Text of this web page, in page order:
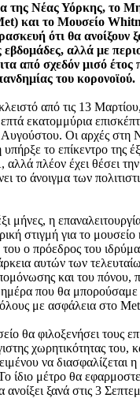
της Νέας Υόρκης, το
και το Μουσείο
ότι θα ανοίξουν
εβδομάδες, αλλά με
από σχεδόν μισό έτος
του κορονοϊού.
από τις 13
εκατομμύρια
Αυγούστου. Οι αρχές στη
το επίκεντρο της
αλλά πλέον έχει θέσει
το άνοιγμα των
μήνες, η
στιγμή για το
ο πρόεδρος του
αυτών των
και του πόνου,
που θα μπορούσαμε
με ασφάλεια στο
θα φιλοξενήσει τους
χωρητικότητας του,
να διασφαλίζεται
ίδιο μέτρο θα
ξανά στις 3